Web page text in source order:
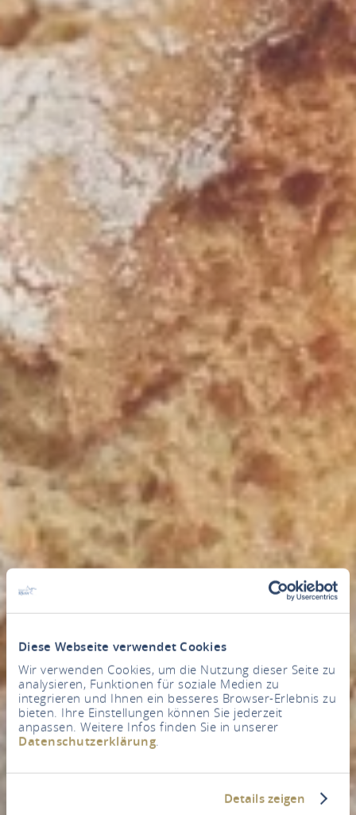
Diese Webseite verwendet Cookies
Wir verwenden Cookies, um die Nutzung dieser Seite zu
analysieren, Funktionen für soziale Medien zu
integrieren und Ihnen ein besseres Browser-Erlebnis zu
bieten. Ihre Einstellungen können Sie jederzeit
anpassen. Weitere Infos finden Sie in unserer
Datenschutzerklärung.
Details zeigen